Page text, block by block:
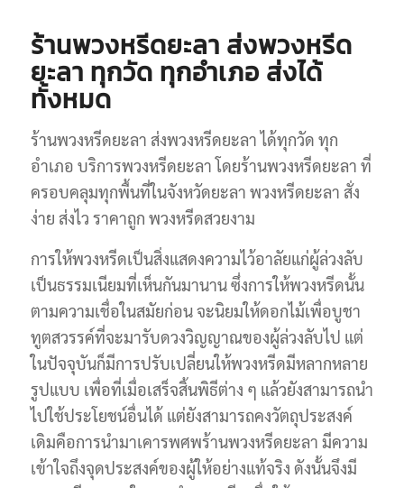
ร้านพวงหรีดยะลา ส่งพวงหรีด
ยะลา ทุกวัด ทุกอำเภอ ส่งได้
ทั้งหมด
ร้านพวงหรีดยะลา ส่งพวงหรีดยะลา ได้ทุกวัด ทุก
อำเภอ บริการพวงหรีดยะลา โดยร้านพวงหรีดยะลา ที่
ครอบคลุมทุกพื้นที่ในจังหวัดยะลา พวงหรีดยะลา สั่ง
ง่าย ส่งไว ราคาถูก พวงหรีดสวยงาม
การให้พวงหรีดเป็นสิ่งแสดงความไว้อาลัยแก่ผู้ล่วงลับ
เป็นธรรมเนียมที่เห็นกันมานาน ซึ่งการให้พวงหรีดนั้น
ตามความเชื่อในสมัยก่อน จะนิยมให้ดอกไม้เพื่อบูชา
ทูตสวรรค์ที่จะมารับดวงวิญญาณของผู้ล่วงลับไป แต่
ในปัจจุบันก็มีการปรับเปลี่ยนให้พวงหรีดมีหลากหลาย
รูปแบบ เพื่อที่เมื่อเสร็จสิ้นพิธีต่าง ๆ แล้วยังสามารถนำ
ไปใช้ประโยชน์อื่นได้ แต่ยังสามารถคงวัตถุประสงค์
เดิมคือการนำมาเคารพศพร้านพวงหรีดยะลา มีความ
เข้าใจถึงจุดประสงค์ของผู้ให้อย่างแท้จริง ดังนั้นจึงมี